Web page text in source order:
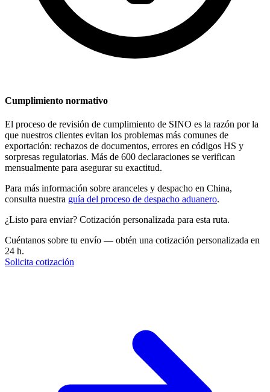
Cumplimiento normativo
El proceso de revisión de cumplimiento de SINO es la razón por la
que nuestros clientes evitan los problemas más comunes de
exportación: rechazos de documentos, errores en códigos HS y
sorpresas regulatorias. Más de 600 declaraciones se verifican
mensualmente para asegurar su exactitud.
Para más información sobre aranceles y despacho en China,
consulta nuestra guía del proceso de despacho aduanero.
¿Listo para enviar? Cotización personalizada para esta ruta.
Cuéntanos sobre tu envío — obtén una cotización personalizada en
24 h.
Solicita cotización